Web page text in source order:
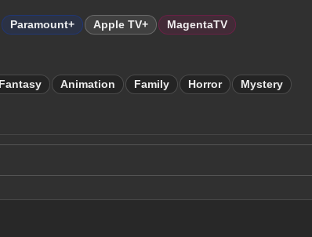
Paramount+ Apple TV+ MagentaTV
Fantasy Animation Family Horror Mystery